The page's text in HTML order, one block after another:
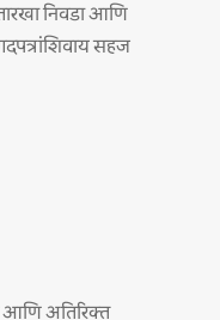
निवडा आणि
सहज
आणि अतिरिक्त